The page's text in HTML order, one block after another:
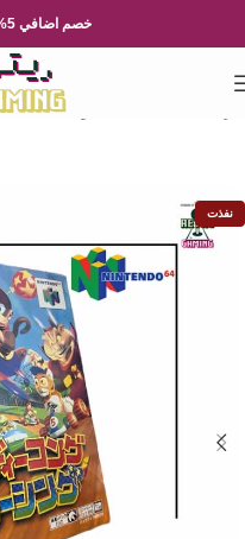
خصم اضافي 5% باستخدام الكود: RG5
Nintendo
نفذت